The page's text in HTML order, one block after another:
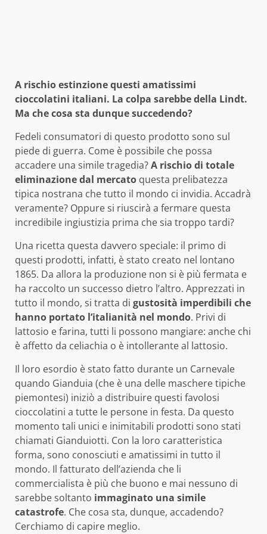
A rischio estinzione questi amatissimi
cioccolatini italiani. La colpa sarebbe della Lindt.
Ma che cosa sta dunque succedendo?
Fedeli consumatori di questo prodotto sono sul
piede di guerra. Come è possibile che possa
accadere una simile tragedia?A rischio di totale
eliminazione dal mercato questa prelibatezza
tipica nostrana che tutto il mondo ci invidia. Accadrà
veramente? Oppure si riuscirà a fermare questa
incredibile ingiustizia prima che sia troppo tardi?
Una ricetta questa davvero speciale: il primo di
questi prodotti, infatti, è stato creato nel lontano
1865. Da allora la produzione non si è più fermata e
ha raccolto un successo dietro l’altro. Apprezzati in
tutto il mondo, si tratta di gustosità imperdibili che
hanno portato l’italianità nel mondo. Privi di
lattosio e farina, tutti li possono mangiare: anche chi
è affetto da celiachia o è intollerante al lattosio.
Il loro esordio è stato fatto durante un Carnevale
quando Gianduia (che è una delle maschere tipiche
piemontesi) iniziò a distribuire questi favolosi
cioccolatini a tutte le persone in festa. Da questo
momento tali unici e inimitabili prodotti sono stati
chiamati Gianduiotti. Con la loro caratteristica
forma, sono conosciuti e amatissimi in tutto il
mondo. Il fatturato dell’azienda che li
commercialista è più che buono e mai nessuno di
sarebbe soltanto immaginato una simile
catastrofe. Che cosa sta, dunque, accadendo?
Cerchiamo di capire meglio.